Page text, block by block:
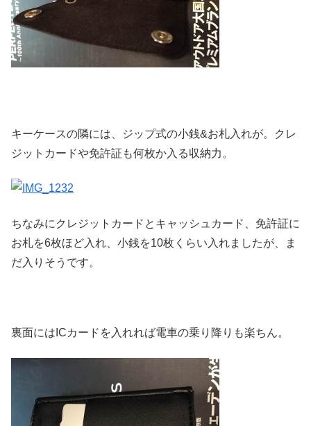
キーケースの隣には、ジップ式の小銭&お札入れが。クレ
ジットカードや免許証も何枚か入る収納力。
ちなみにクレジットカードとキャッシュカード、免許証に
お札を6枚ほど入れ、小銭を10枚くらい入れましたが、ま
だ入りそうです。
裏面にはICカードを入れれば電車の乗り降りも楽ちん。